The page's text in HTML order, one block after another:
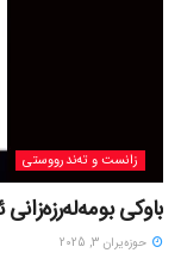
زانست و تەندرووستی
باوکی
حوزه‌یران 3, 2025